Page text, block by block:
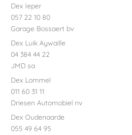
Dex Ieper
057 22 10 80
Garage Bossaert bv
Dex Luik Aywaille
04 384 44 22
JMD sa
Dex Lommel
011 60 31 11
Driesen Automobiel nv
Dex Oudenaarde
055 49 64 95